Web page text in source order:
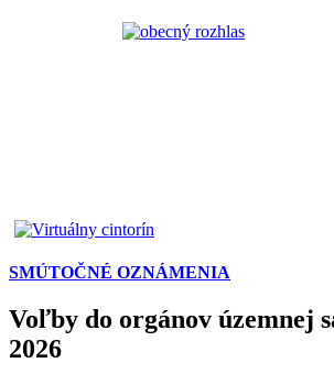
SMÚTOČNÉ OZNÁMENIA
Voľby do orgánov územnej
2026